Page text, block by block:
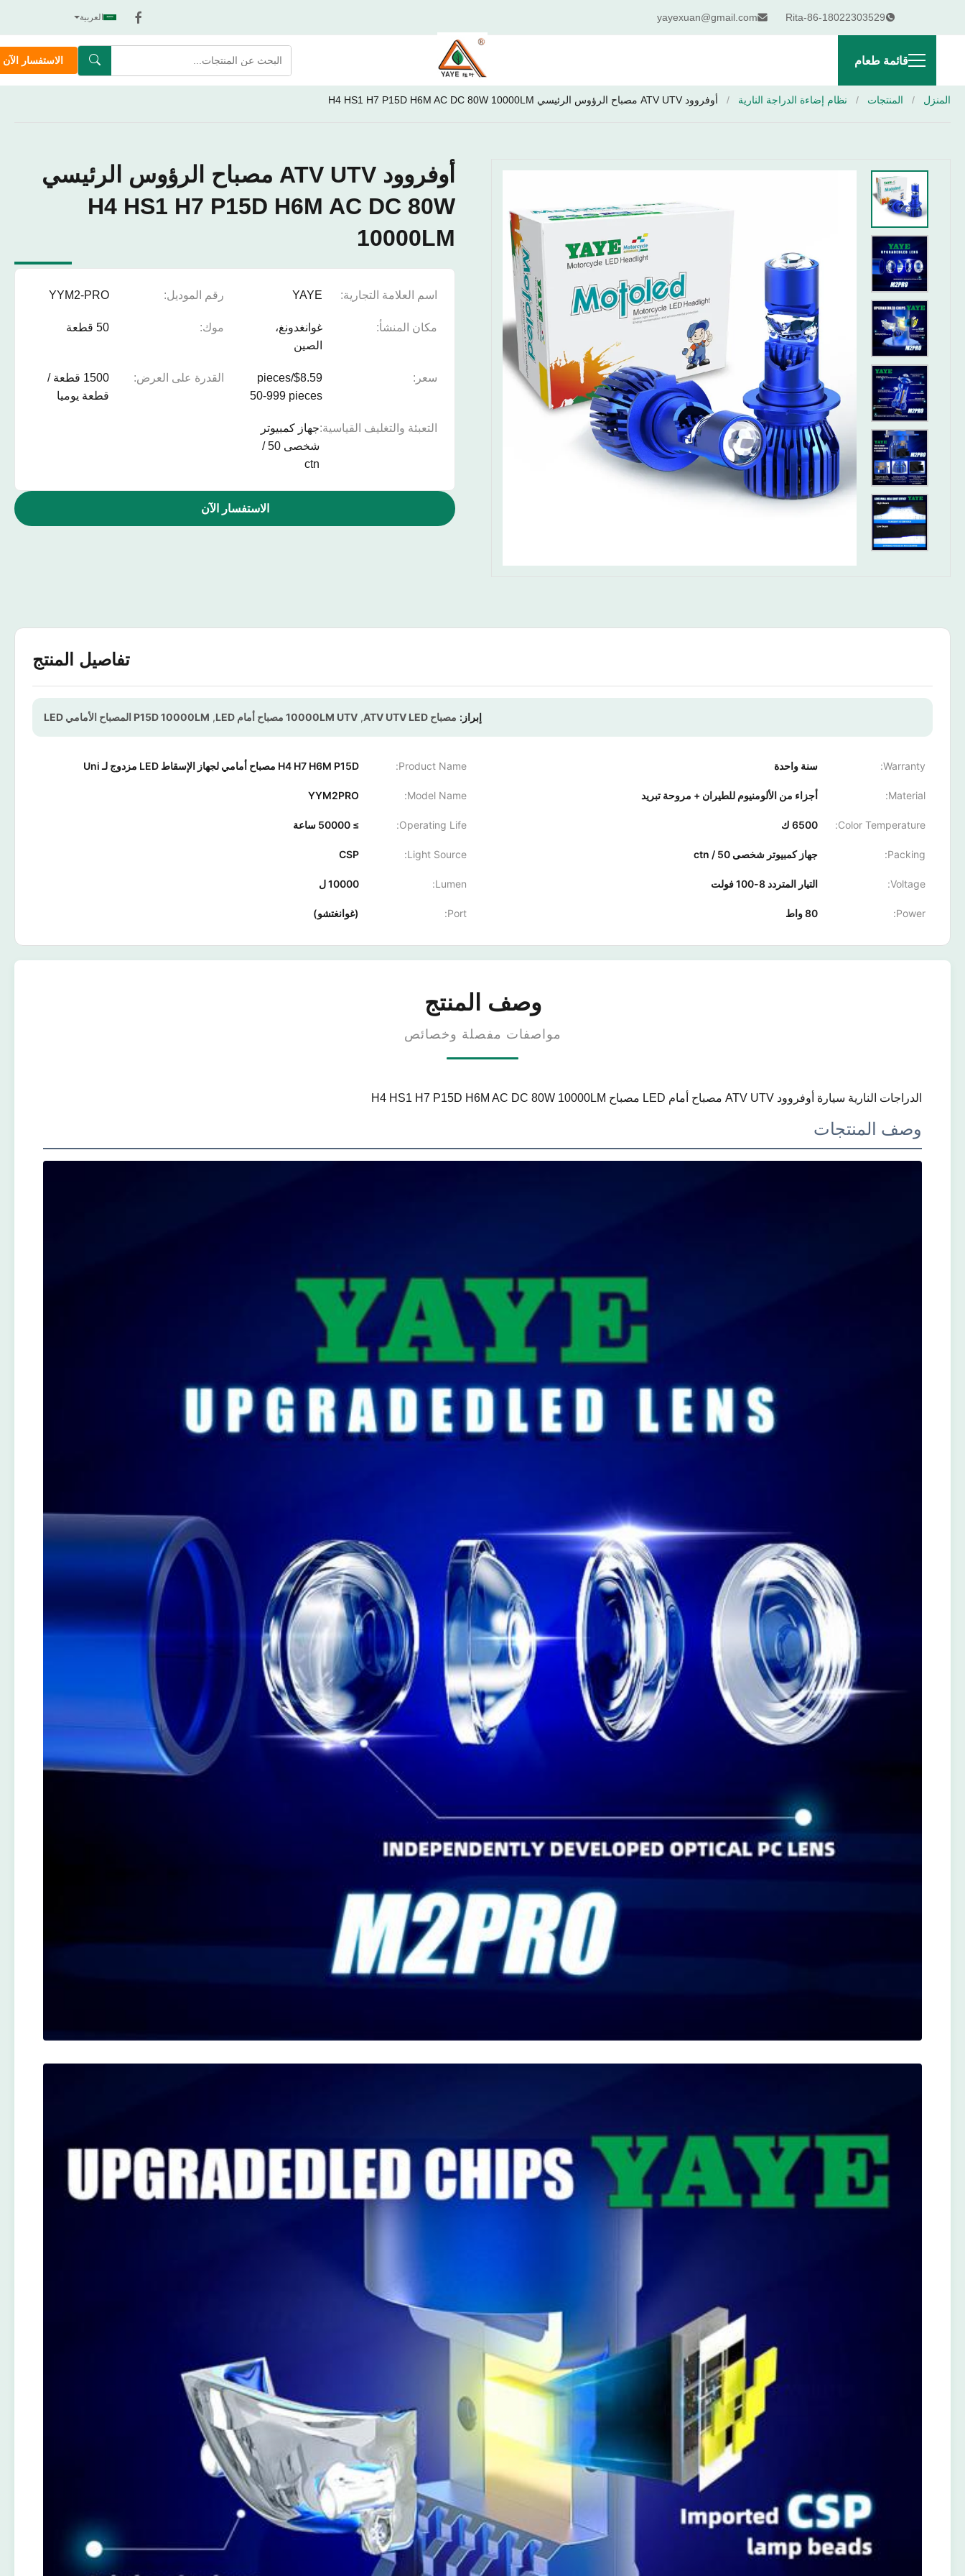
Rita-86-18022303529
yayexuan@gmail.com العربية
قائمة طعام الاستفسار الآن
المنزل / المنتجات / نظام إضاءة الدراجة النارية / أوفروود ATV UTV مصباح الرؤوس الرئيسي H4 HS1 H7 P15D H6M AC DC 80W 10000LM
أوفروود ATV UTV مصباح الرؤوس الرئيسي
H4 HS1 H7 P15D H6M AC DC 80W
10000LM
اسم العلامة التجارية: YAYE رقم الموديل: YYM2-PRO
مكان المنشأ:
غوانغدونغ،
الصين
موك: 50 قطعة
سعر:
$8.59/pieces
50-999 pieces
القدرة على العرض:
1500 قطعة /
قطعة يوميا
التعبئة والتغليف القياسية:جهاز كمبيوتر
شخصى 50 /
ctn
الاستفسار الآن
تفاصيل المنتج
إبراز: مصباح ATV UTV LED , 10000LM UTV مصباح أمام LED , P15D 10000LM المصباح الأمامي LED
Warranty: سنة واحدة Product Name: H4 H7 H6M P15D مصباح أمامي لجهاز الإسقاط LED مزدوج لـ Uni
Material: أجزاء من الألومنيوم للطيران + مروحة تبريد Model Name:
YYM2PRO
Color Temperature: 6500 ك Operating Life: ≥ 50000 ساعة
Packing: جهاز كمبيوتر شخصى 50 / ctn Light Source:
CSP
Voltage: التيار المتردد 8-100 فولت Lumen: 10000 ل
Power: 80 واط Port: (غوانغتشو)
وصف المنتج
مواصفات مفصلة وخصائص
الدراجات النارية سيارة أوفروود ATV UTV مصباح أمام LED مصباح H4 HS1 H7 P15D H6M AC DC 80W 10000LM
وصف المنتجات